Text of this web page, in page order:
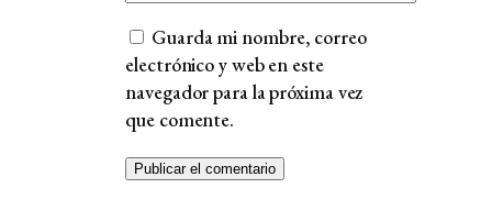
Guarda mi nombre, correo
electrónico y web en este
navegador para la próxima vez
que comente.